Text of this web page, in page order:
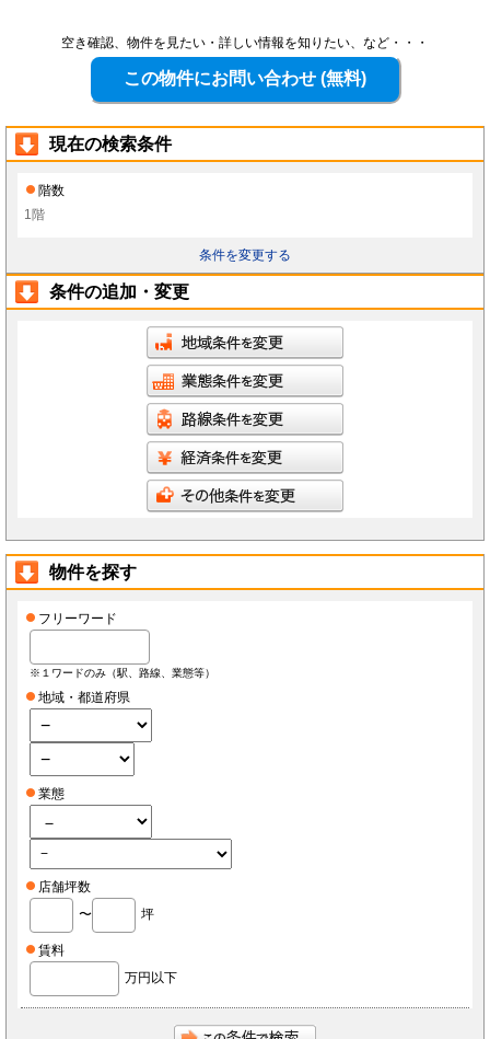
空き確認、物件を見たい・詳しい情報を知りたい、など・・・
現在の検索条件
階数
1階
条件を変更する
条件の追加・変更
物件を探す
フリーワード
※１ワードのみ（駅、路線、業態等）
地域・都道府県
業態
店舗坪数
〜
坪
賃料
万円以下